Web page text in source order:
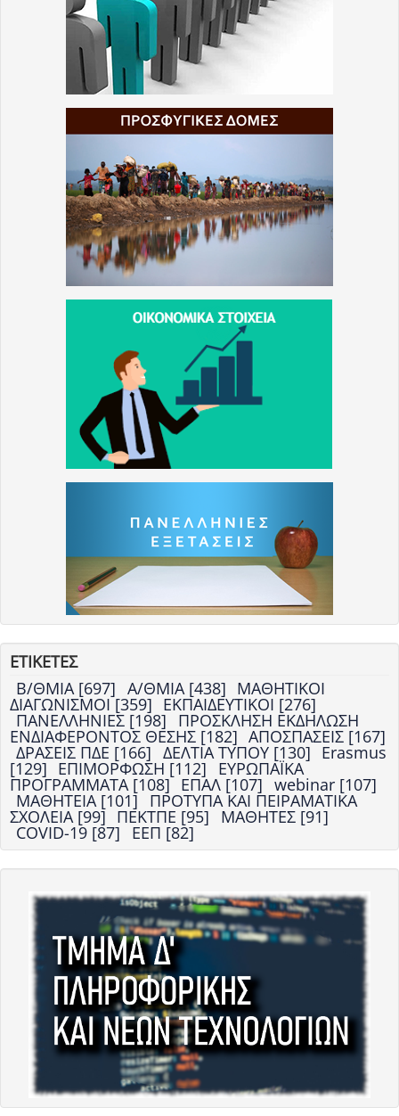
ΕΤΙΚΕΤΕΣ
Β/ΘΜΙΑ [697] Α/ΘΜΙΑ [438] ΜΑΘΗΤΙΚΟΙ
ΔΙΑΓΩΝΙΣΜΟΙ [359] ΕΚΠΑΙΔΕΥΤΙΚΟΙ [276]
ΠΑΝΕΛΛΗΝΙΕΣ [198] ΠΡΟΣΚΛΗΣΗ ΕΚΔΗΛΩΣΗ
ΕΝΔΙΑΦΕΡΟΝΤΟΣ ΘΕΣΗΣ [182] ΑΠΟΣΠΑΣΕΙΣ [167]
ΔΡΑΣΕΙΣ ΠΔΕ [166] ΔΕΛΤΙΑ ΤΥΠΟΥ [130] Erasmus
[129] ΕΠΙΜΟΡΦΩΣΗ [112] ΕΥΡΩΠΑΪΚΑ
ΠΡΟΓΡΑΜΜΑΤΑ [108] ΕΠΑΛ [107] webinar [107]
ΜΑΘΗΤΕΙΑ [101] ΠΡΟΤΥΠΑ ΚΑΙ ΠΕΙΡΑΜΑΤΙΚΑ
ΣΧΟΛΕΙΑ [99] ΠΕΚΤΠΕ [95] ΜΑΘΗΤΕΣ [91]
COVID-19 [87] ΕΕΠ [82]